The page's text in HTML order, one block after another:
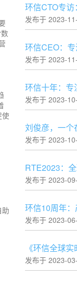
使
发布于 2023-
发布于 2023-
发布于 2023-
发布于 2023-
发布于 2023-
发布于 2023-
发布于 2023-